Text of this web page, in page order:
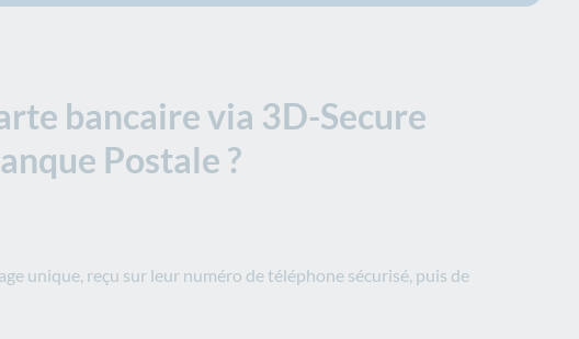
bancaire via 3D-Secure
Postale ?
unique, reçu sur leur numéro de téléphone sécurisé, puis de